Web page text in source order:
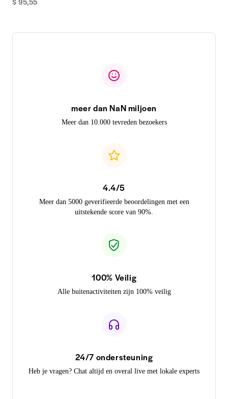
meer dan NaN miljoen
Meer dan 10.000 tevreden bezoekers
4.4/5
Meer dan 5000 geverifieerde beoordelingen met een
uitstekende score van 90%.
100% Veilig
Alle buitenactiviteiten zijn 100% veilig
24/7 ondersteuning
Heb je vragen? Chat altijd en overal live met lokale experts